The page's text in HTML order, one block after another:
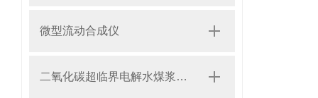
微型流动合成仪
二氧化碳超临界电解水煤浆制甲烷装置